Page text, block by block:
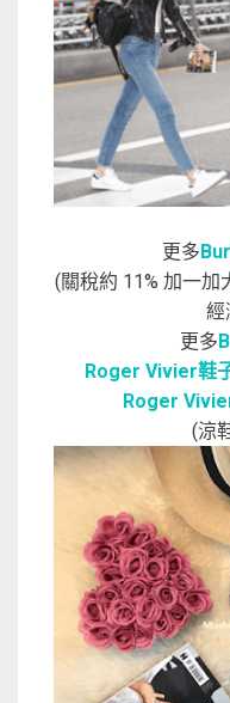
更多
(關稅約 11% 加一
經
更多
Roger Vivier鞋
Roger
(涼